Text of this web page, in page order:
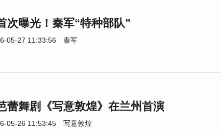
次曝光！秦军“特种部队”
05-27 11:33:56 秦军
蕾舞剧《写意敦煌》在兰州首演
05-26 11:53:45 写意敦煌